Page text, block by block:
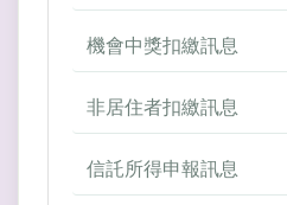
機會中獎扣繳訊息
非居住者扣繳訊息
信託所得申報訊息